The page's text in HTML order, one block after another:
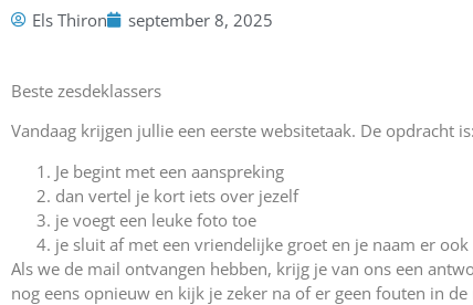
Els Thiron september 8, 2025
Beste zesdeklassers
Vandaag krijgen jullie een eerste websitetaak. De opdracht
Je begint met een aanspreking
dan vertel je kort iets over jezelf
je voegt een leuke foto toe
je sluit af met een vriendelijke groet en je naam er ook
Als we de mail ontvangen hebben, krijg je van ons een
nog eens opnieuw en kijk je zeker na of er geen fouten in